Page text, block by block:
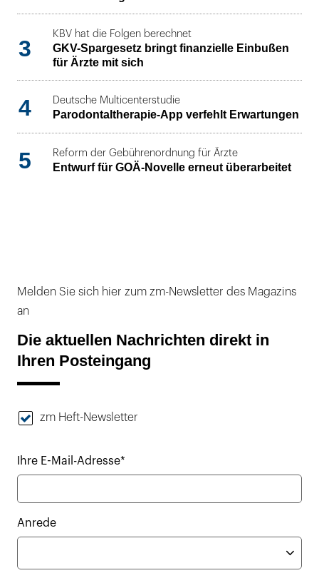
3
KBV hat die Folgen berechnet
GKV-Spargesetz bringt finanzielle Einbußen
für Ärzte mit sich
4 Deutsche Multicenterstudie
Parodontaltherapie-App verfehlt Erwartungen
5 Reform der Gebührenordnung für Ärzte
Entwurf für GOÄ-Novelle erneut überarbeitet
Melden Sie sich hier zum zm-Newsletter des Magazins
an
Die aktuellen Nachrichten direkt in
Ihren Posteingang
zm Heft-Newsletter
Ihre E-Mail-Adresse*
Anrede